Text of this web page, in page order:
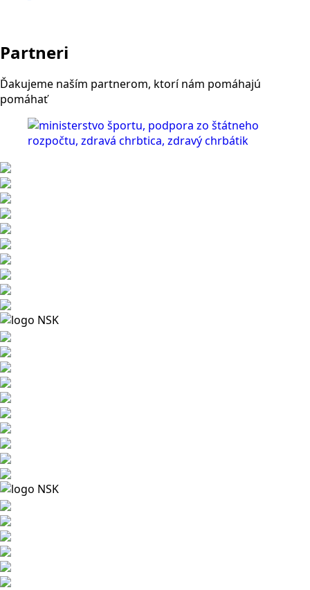
Partneri
Ďakujeme naším partnerom, ktorí nám pomáhajú
pomáhať